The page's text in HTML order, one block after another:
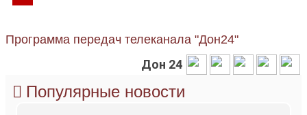
Программа передач телеканала "Дон24"
Дон 24
Популярные новости